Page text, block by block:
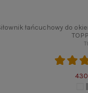
łańcuchowy do